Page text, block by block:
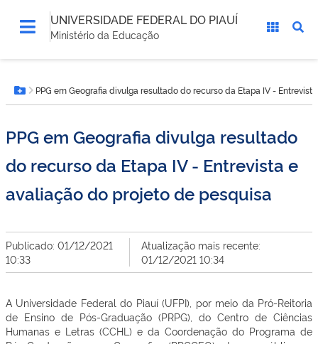
UNIVERSIDADE FEDERAL DO PIAUÍ
Ministério da Educação
está
aqui:Botão Menu
PPG em Geografia divulga resultado do recurso da Etapa IV -
PPG em Geografia divulga resultado
do recurso da Etapa IV - Entrevista e
avaliação do projeto de pesquisa
Publicado: 01/12/2021
10:33
Atualização mais recente:
01/12/2021 10:34
A Universidade Federal do Piauí (UFPI), por meio da Pró-Reitoria
de Ensino de Pós-Graduação (PRPG), do Centro de Ciências
Humanas e Letras (CCHL) e da Coordenação do Programa de